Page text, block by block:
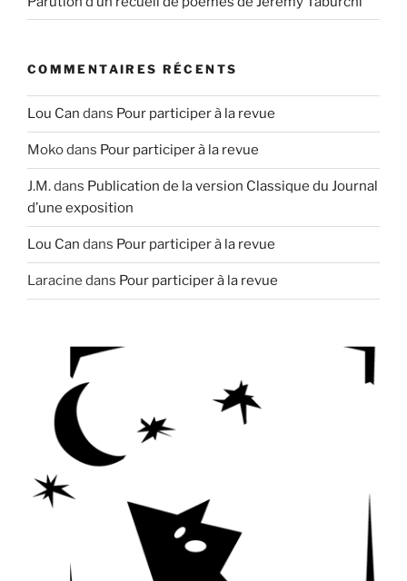
COMMENTAIRES RÉCENTS
Lou Can dans Pour participer à la revue
Mokodans Pour participer à la revue
J.M.dans Publication de la version Classique du Journal
d’une exposition
Lou Can dans Pour participer à la revue
Laracine dans Pour participer à la revue